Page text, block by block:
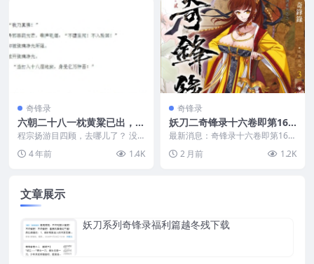
奇锋录
六朝二十八一枕黄粱已出，期
待六朝二十九早日到来
程宗扬游目四顾，去哪儿了？ 没
丝微妙的不同，自己似...
4 年前 1.4K
奇锋录
妖刀二奇锋录十六卷即第16
卷已开放购买即将发出
最新消息：奇锋录十六卷即第16卷
录》卷16先行版（无...
2 月前 1.2K
文章展示
妖刀系列奇锋录福利篇越冬残下载